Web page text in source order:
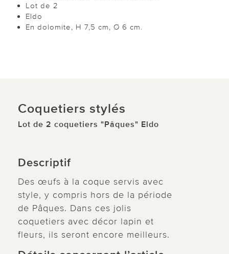
Lot de 2
Eldo
En dolomite, H 7,5 cm, Ø 6 cm.
Coquetiers stylés
Lot de 2 coquetiers "Pâques" Eldo
Descriptif
Des œufs à la coque servis avec
style, y compris hors de la période
de Pâques. Dans ces jolis
coquetiers avec décor lapin et
fleurs, ils seront encore meilleurs.